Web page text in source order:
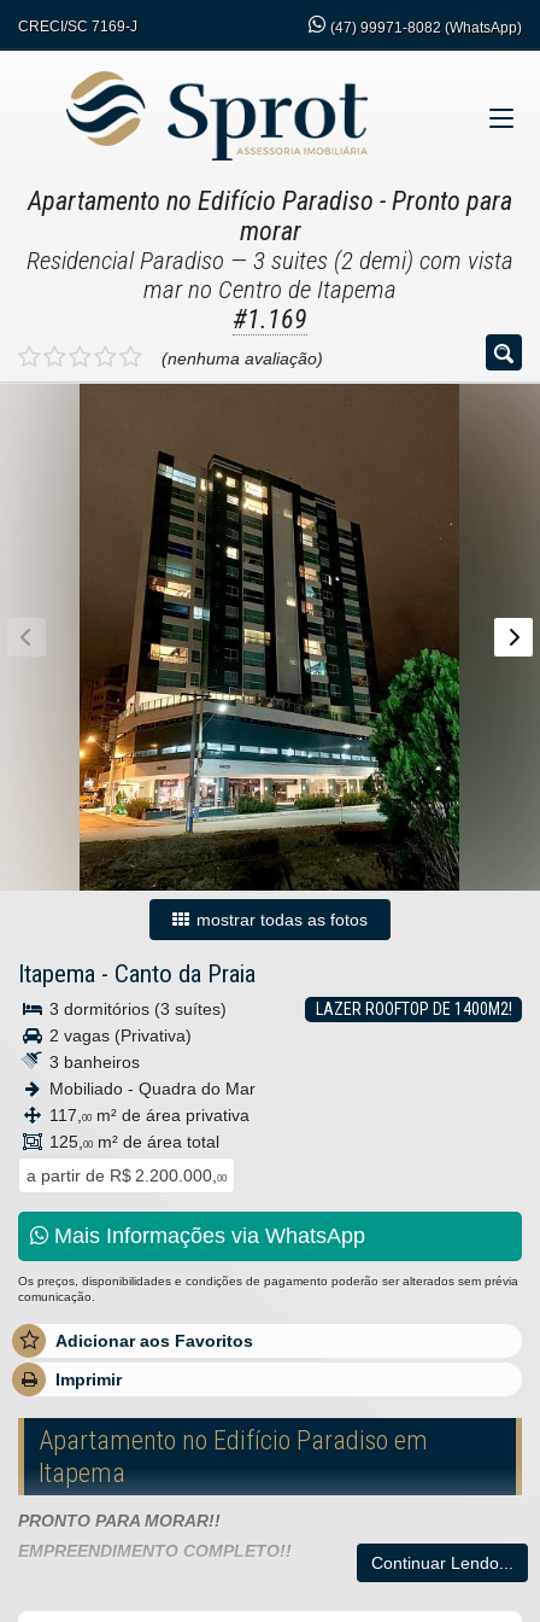
CRECI/SC 7169-J (47) 99971-8082 (WhatsApp)
Apartamento no Edifício Paradiso - Pronto para
morar
Residencial Paradiso — 3 suites (2 demi) com vista
mar no Centro de Itapema
#1.169
(nenhuma avaliação)
mostrar todas as fotos
Itapema - Canto da Praia
LAZER ROOFTOP DE 1400M2!
3 dormitórios (3 suítes)
2 vagas (Privativa)
3 banheiros
Mobiliado - Quadra do Mar
117, 00 m² de área privativa
125, 00 m² de área total
a partir de R$ 2.200.000, 00
Mais Informações via WhatsApp
Os preços, disponibilidades e condições de pagamento poderão ser alterados sem prévia
comunicação.
Adicionar aos Favoritos
Imprimir
Apartamento no Edifício Paradiso em
Itapema
PRONTO PARA MORAR!!
EMPREENDIMENTO COMPLETO!!
Continuar Lendo...